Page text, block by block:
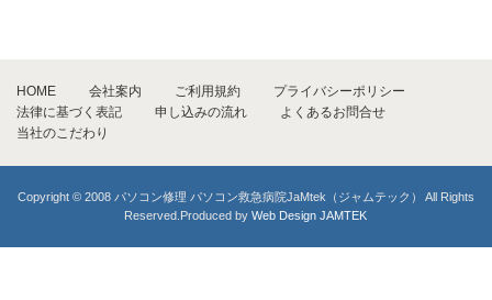
HOME 会社案内 ご利用規約
プライバシーポリシー
法律に基づく表記
申し込みの流れ
よくあるお問合せ
当社のこだわり
Copyright © 2008 パソコン修理 パソコン救急病院JaMtek（ジャムテック） All Rights
Reserved.Produced byWeb Design JAMTEK